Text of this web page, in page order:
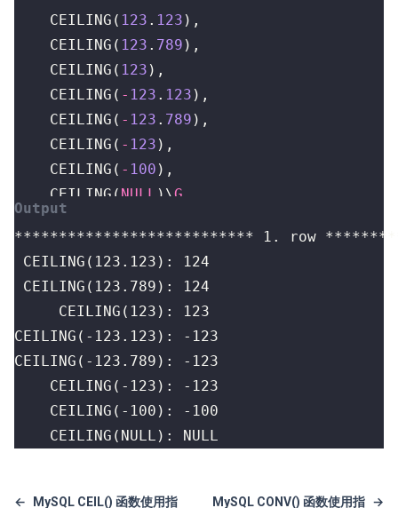
CEILING ( 123 . 123 ),
CEILING ( 123 . 789 ),
CEILING ( 123 ),
CEILING ( - 123 . 123 ),
CEILING ( - 123 . 789 ),
CEILING ( - 123 ),
CEILING ( - 100 ),
CEILING ( NULL ) \G
    CEILING(NULL): NULL
← MySQL CEIL() 函数使用指 MySQL CONV() 函数使用指 →